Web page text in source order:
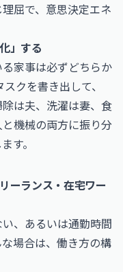
屈で、意思決定エネ
」する
家事は必ずどちらか
クを書き出して、
は夫、洗濯は妻、食
機械の両方に振り分
す。
ーランス・在宅ワー
、あるいは通勤時間
場合は、働き方の構